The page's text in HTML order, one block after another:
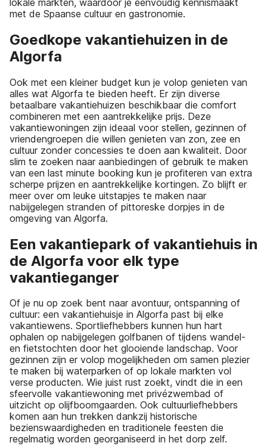
met de Spaanse cultuur en gastronomie.
Goedkope vakantiehuizen in de
Algorfa
Ook met een kleiner budget kun je volop genieten van
alles wat Algorfa te bieden heeft. Er zijn diverse
betaalbare vakantiehuizen beschikbaar die comfort
combineren met een aantrekkelijke prijs. Deze
vakantiewoningen zijn ideaal voor stellen, gezinnen of
vriendengroepen die willen genieten van zon, zee en
cultuur zonder concessies te doen aan kwaliteit. Door
slim te zoeken naar aanbiedingen of gebruik te maken
van een last minute booking kun je profiteren van extra
scherpe prijzen en aantrekkelijke kortingen. Zo blijft er
meer over om leuke uitstapjes te maken naar
nabijgelegen stranden of pittoreske dorpjes in de
omgeving van Algorfa.
Een vakantiepark of vakantiehuis in
de Algorfa voor elk type
vakantieganger
Of je nu op zoek bent naar avontuur, ontspanning of
cultuur: een vakantiehuisje in Algorfa past bij elke
vakantiewens. Sportliefhebbers kunnen hun hart
ophalen op nabijgelegen golfbanen of tijdens wandel-
en fietstochten door het glooiende landschap. Voor
gezinnen zijn er volop mogelijkheden om samen plezier
te maken bij waterparken of op lokale markten vol
verse producten. Wie juist rust zoekt, vindt die in een
sfeervolle vakantiewoning met privézwembad of
uitzicht op olijfboomgaarden. Ook cultuurliefhebbers
komen aan hun trekken dankzij historische
bezienswaardigheden en traditionele feesten die
regelmatig worden georganiseerd in het dorp zelf.